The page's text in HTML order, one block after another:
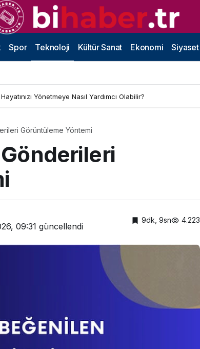
Spor Teknoloji Kültür Sanat Ekonomi Siyaset
Yönetmeye Nasıl Yardımcı Olabilir?
Görüntüleme Yöntemi
09:31 güncellendi
9dk, 9sn 4.223